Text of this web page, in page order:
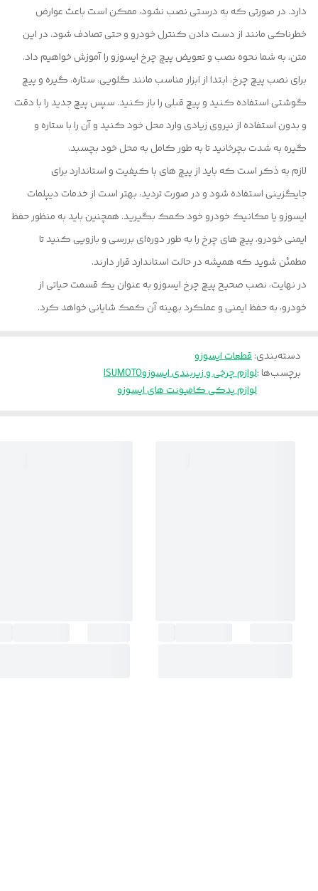
دارد. در صورتی که به درستی نصب نشود، ممکن است باعث عوارض
خطرناکی مانند از دست دادن کنترل خودرو و حتی تصادف شود. در این
متن، به شما نحوه نصب و تعویض پیچ چرخ ایسوزو را آموزش خواهیم داد.
برای نصب پیچ چرخ، ابتدا از ابزار مناسب مانند گلویی، ستاره، گیره و پیچ
گوشتی استفاده کنید و پیچ قبلی را باز کنید. سپس پیچ جدید را با دقت
و بدون استفاده از نیروی زیادی وارد محل خود کنید و آن را با ستاره و
گیره به شدت بچرخانید تا به طور کامل به محل خود بچسبد.
لازم به ذکر است که باید از پیچ های با کیفیت و استاندارد برای
جایگزینی استفاده شود و در صورت تردید، بهتر است از خدمات دیپلمات
ایسوزو یا مکانیک خودرو خود کمک بگیرید. همچنین باید به منظور حفظ
ایمنی خودرو، پیچ های چرخ را به طور دوره‌ای بررسی و بازویی کنید تا
مطمئن شوید که همیشه در حالت استاندارد قرار دارند.
در نهایت، نصب صحیح پیچ چرخ ایسوزو به عنوان یک قسمت حیاتی از
خودرو، به حفظ ایمنی و عملکرد بهینه آن کمک شایانی خواهد کرد.
دسته‌بندی:قطعات ایسوزو
برچسب‌ها :لوازم چرخی و زیربندی ایسوزوISUMOTO
لوازم یدکی کامیونت های ایسوزو